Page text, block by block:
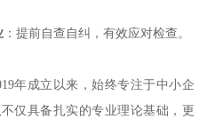
：提前自查自纠，有效应对检查。
年成立以来，始终专注于中小企
仅具备扎实的专业理论基础，更